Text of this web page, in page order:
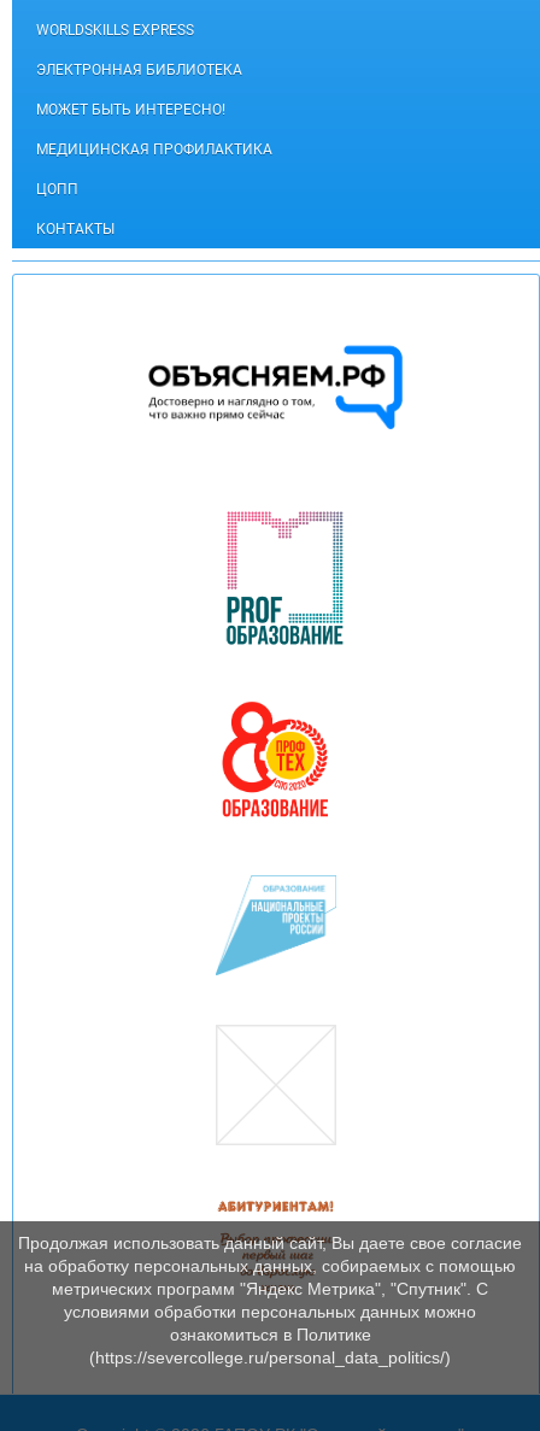
WORLDSKILLS EXPRESS
ЭЛЕКТРОННАЯ БИБЛИОТЕКА
МОЖЕТ БЫТЬ ИНТЕРЕСНО!
МЕДИЦИНСКАЯ ПРОФИЛАКТИКА
ЦОПП
КОНТАКТЫ
Продолжая использовать данный сайт, Вы даете свое согласие
на обработку персональных данных, собираемых с помощью
метрических программ "Яндекс Метрика", "Спутник". С
условиями обработки персональных данных можно
ознакомиться в Политике
(https://severcollege.ru/personal_data_politics/)